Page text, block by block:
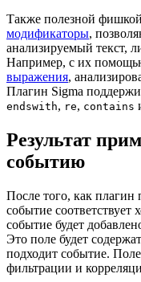
Также полезной
модификаторы,
анализируемый текст,
Например, с их
выражения,
Плагин Sigma
endswith, re, contains
Результат
событию
После того, как плагин
событие соответствует
событие будет
Это поле будет
подходит событие.
фильтрации и